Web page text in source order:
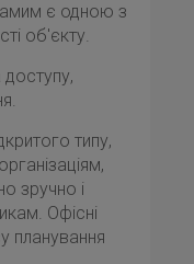
є одною з
об'єкту.
типу,
зручно і
Офісні
планування